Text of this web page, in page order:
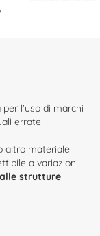
su YouTube
l'uso di marchi
errate
altro materiale
a variazioni.
strutture